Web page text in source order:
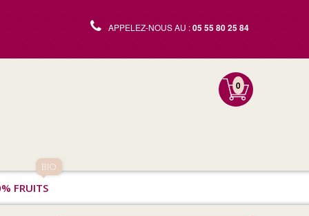
APPELEZ-NOUS AU :05 55 80 25 84
0
BIO
FRUITS